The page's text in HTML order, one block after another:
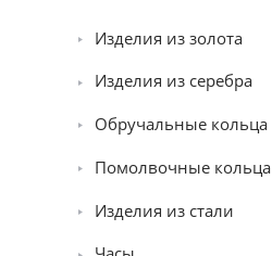
Изделия из золота
Изделия из серебра
Обручальные кольца
Помолвочные кольца
Изделия из стали